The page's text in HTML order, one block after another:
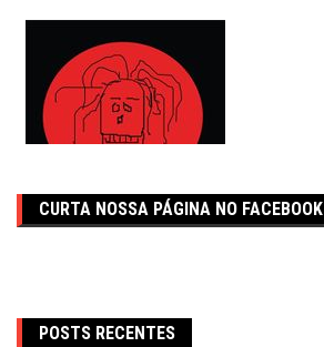
CURTA NOSSA PÁGINA NO FACEBOOK
POSTS RECENTES